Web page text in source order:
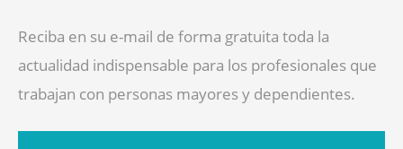
Reciba en su e-mail de forma gratuita toda la
actualidad indispensable para los profesionales que
trabajan con personas mayores y dependientes.